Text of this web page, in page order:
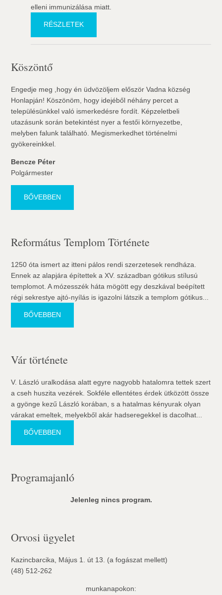
elleni immunizálása miatt.
RÉSZLETEK
Köszöntő
Engedje meg ,hogy én üdvözöljem először Vadna község
Honlapján! Köszönöm, hogy idejéből néhány percet a
településünkkel való ismerkedésre fordít. Képzeletbeli
utazásunk során betekintést nyer a festői környezetbe,
melyben falunk található. Megismerkedhet történelmi
gyökereinkkel.
Bencze Péter
Polgármester
BŐVEBBEN
Református Templom Története
1250 óta ismert az itteni pálos rendi szerzetesek rendháza.
Ennek az alapjára építettek a XV. században gótikus stílusú
templomot. A mózesszék háta mögött egy deszkával beépített
régi sekrestye ajtó-nyílás is igazolni látszik a templom gótikus...
BŐVEBBEN
Vár története
V. László uralkodása alatt egyre nagyobb hatalomra tettek szert
a cseh huszita vezérek. Sokféle ellentétes érdek ütközött össze
a gyönge kezű László korában, s a hatalmas kényurak olyan
várakat emeltek, melyekből akár hadseregekkel is dacolhat...
BŐVEBBEN
Programajanló
Jelenleg nincs program.
Orvosi ügyelet
Kazincbarcika, Május 1. út 13. (a fogászat mellett)
(48) 512-262
munkanapokon: